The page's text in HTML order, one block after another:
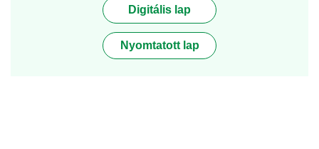
Digitális lap
Nyomtatott lap